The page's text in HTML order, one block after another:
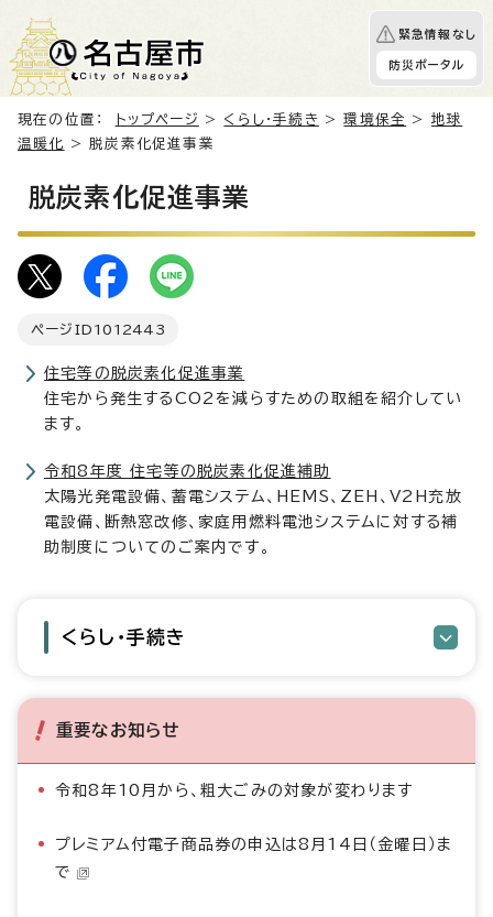
緊急情報なし
防災ポータル
現在の位置： トップページ > くらし・手続き >環境保全 > 地球
温暖化
> 脱炭素化促進事業
脱炭素化促進事業
ページID 1012443
住宅等の脱炭素化促進事業
住宅から発生するCO2を減らすための取組を紹介してい
ます。
令和8年度 住宅等の脱炭素化促進補助
太陽光発電設備、蓄電システム、HEMS、ZEH、V2H充放
電設備、断熱窓改修、家庭用燃料電池システムに対する補
助制度についてのご案内です。
くらし・手続き
重要なお知らせ
令和8年10月から、粗大ごみの対象が変わります
プレミアム付電子商品券の申込は8月14日（金曜日）ま
で